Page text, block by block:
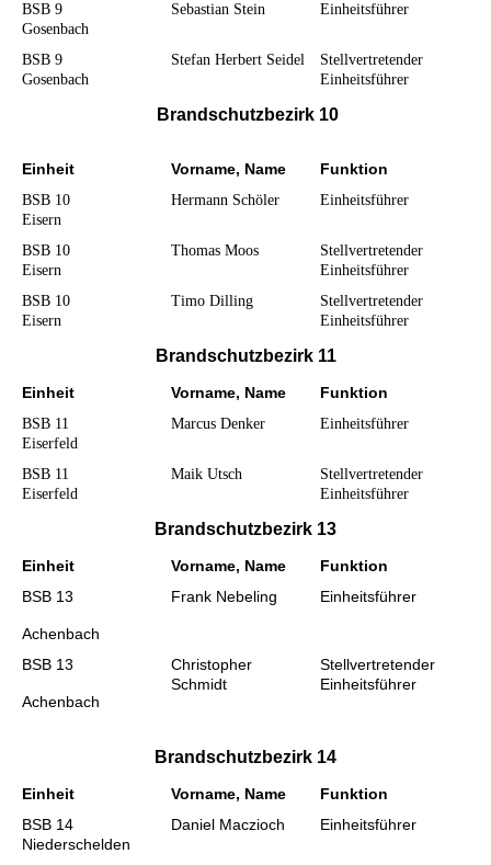
BSB 9
Gosenbach
Sebastian Stein Einheitsführer
BSB 9
Gosenbach
Stefan Herbert Seidel
Stellvertretender
Einheitsführer
Brandschutzbezirk 10
Einheit Vorname, Name Funktion
BSB 10
Eisern
Hermann Schöler Einheitsführer
BSB 10
Eisern
Thomas Moos
Stellvertretender
Einheitsführer
BSB 10
Eisern
Timo Dilling
Stellvertretender
Einheitsführer
Brandschutzbezirk 11
Einheit Vorname, Name Funktion
BSB 11
Eiserfeld
Marcus Denker Einheitsführer
BSB 11
Eiserfeld
Maik Utsch
Stellvertretender
Einheitsführer
Brandschutzbezirk 13
Einheit Vorname, Name
Funktion
BSB 13
Achenbach
Frank Nebeling Einheitsführer
BSB 13
Achenbach
Christopher
Schmidt
Stellvertretender
Einheitsführer
Brandschutzbezirk 14
Einheit Vorname, Name
Funktion
BSB 14
Niederschelden
Daniel Maczioch Einheitsführer